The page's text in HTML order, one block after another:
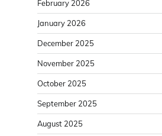
February 2026
January 2026
December 2025
November 2025
October 2025
September 2025
August 2025